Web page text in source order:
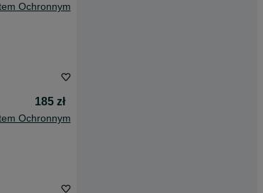
Ochronnym
185 zł
Ochronnym